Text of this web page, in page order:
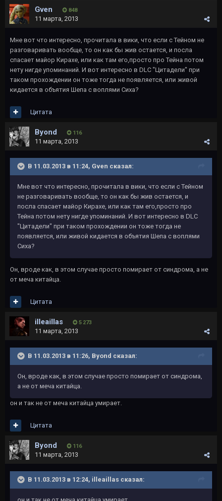
Gven 848
11 марта, 2013
Мне вот что интересно, прочитала в вики, что если с Тейном не
разговаривать вообще, то он как бы жив остается, и посла
спасает майор Кирахе, или как там его,просто про Тейна потом
нету нигде упоминаний. И вот интересно в DLC "Цитадели" при
таком прохождении он тоже тогда не появляется, или живой
кидается в объятия Шепа с воплями Сиха?
Цитата
Byond 116
11 марта, 2013
В 11.03.2013 в 11:24, Gven сказал:
Мне вот что интересно, прочитала в вики, что если с Тейном
не разговаривать вообще, то он как бы жив остается, и
посла спасает майор Кирахе, или как там его,просто про
Тейна потом нету нигде упоминаний. И вот интересно в DLC
"Цитадели" при таком прохождении он тоже тогда не
появляется, или живой кидается в объятия Шепа с воплями
Сиха?
Он, вроде как, в этом случае просто помирает от синдрома, а не
от меча китайца.
Цитата
illeaillas 5 273
11 марта, 2013
В 11.03.2013 в 11:26, Byond сказал:
Он, вроде как, в этом случае просто помирает от синдрома,
а не от меча китайца.
он и так не от меча китайца умирает.
Цитата
Byond 116
11 марта, 2013
В 11.03.2013 в 12:24, illeaillas сказал: